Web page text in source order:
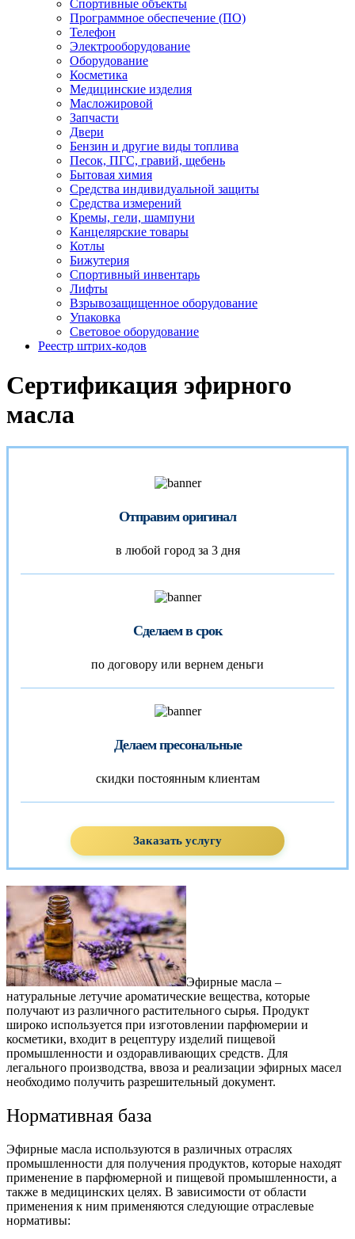
Спортивные объекты
Программное обеспечение (ПО)
Телефон
Электрооборудование
Оборудование
Косметика
Медицинские изделия
Масложировой
Запчасти
Двери
Бензин и другие виды топлива
Песок, ПГС, гравий, щебень
Бытовая химия
Средства индивидуальной защиты
Средства измерений
Кремы, гели, шампуни
Канцелярские товары
Котлы
Бижутерия
Спортивный инвентарь
Лифты
Взрывозащищенное оборудование
Упаковка
Световое оборудование
Реестр штрих-кодов
Сертификация эфирного
масла
Отправим оригинал
в любой город за 3 дня
Сделаем в срок
по договору или вернем деньги
Делаем пресональные
скидки постоянным клиентам
Заказать услугу
Эфирные масла –
натуральные летучие ароматические вещества, которые
получают из различного растительного сырья. Продукт
широко используется при изготовлении парфюмерии и
косметики, входит в рецептуру изделий пищевой
промышленности и оздоравливающих средств. Для
легального производства, ввоза и реализации эфирных масел
необходимо получить разрешительный документ.
Нормативная база
Эфирные масла используются в различных отраслях
промышленности для получения продуктов, которые находят
применение в парфюмерной и пищевой промышленности, а
также в медицинских целях. В зависимости от области
применения к ним применяются следующие отраслевые
нормативы: